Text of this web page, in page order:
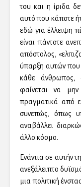
του και η ίριδα
αυτό που κάποτε
εδώ για έλλειψη
είναι πάντοτε
απόστολος,
ύπαρξη αυτών που
κάθε άνθρωπος,
φαίνεται να
πραγματικά από
συνεπώς, όπως
αναβάλλει
άλλο κόσμο.
Ενάντια σε αυτήν
ανεξάλειπτο
μια πολιτική